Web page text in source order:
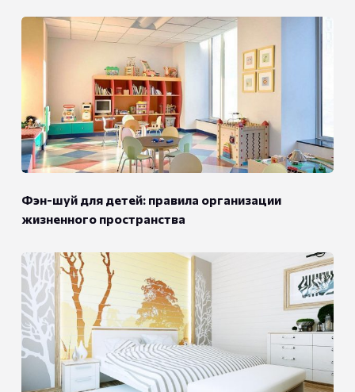
Фэн-шуй для детей: правила организации
жизненного пространства